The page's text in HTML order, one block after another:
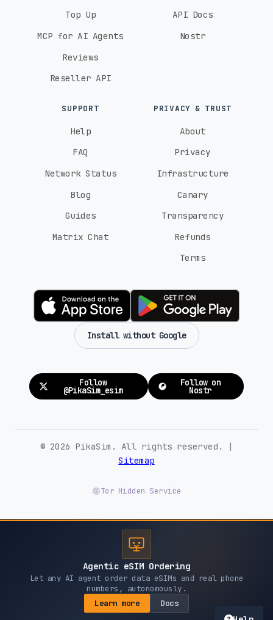
Top Up
MCP for AI Agents
Reviews
Reseller API
API Docs
Nostr
SUPPORT
Help
FAQ
Network Status
Blog
Guides
Matrix Chat
PRIVACY & TRUST
About
Privacy
Infrastructure
Canary
Transparency
Refunds
Terms
Install without Google
Follow
@PikaSim_esim
Follow on
Nostr
© 2026 PikaSim. All rights reserved. |
Sitemap
Tor Hidden Service
Agentic eSIM Ordering
Let any AI agent order data eSIMs and real phone
numbers, autonomously.
Learn more
Docs